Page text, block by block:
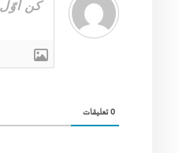
0تعليقات